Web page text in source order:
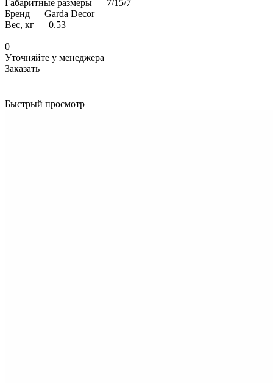
Габаритные размеры — 7/15/7
Бренд — Garda Decor
Вес, кг — 0.53
0
Уточняйте у менеджера
Заказать
Быстрый просмотр